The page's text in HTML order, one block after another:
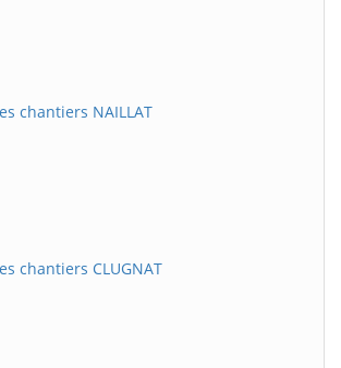
chantiers NAILLAT
chantiers CLUGNAT